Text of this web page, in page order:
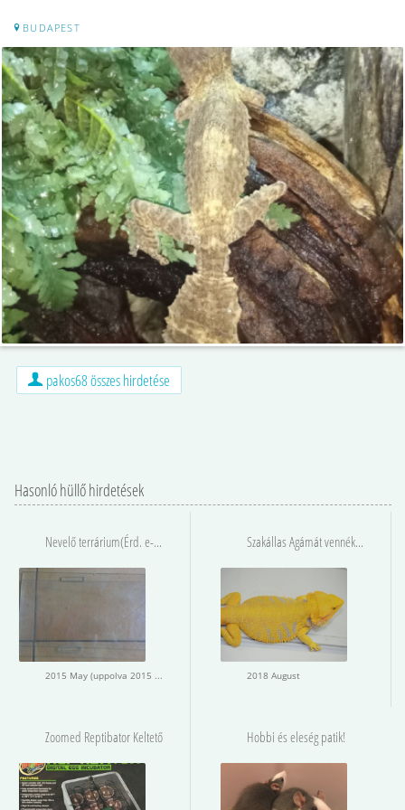
BUDAPEST
pakos68 összes hirdetése
Hasonló hüllő hirdetések
Nevelő terrárium(Érd. e-mail)
2015 May (uppolva 2015 May)
Szakállas Agámát vennék, keresek
2018 August
Zoomed Reptibator Keltető Hobbi és eleség patik!